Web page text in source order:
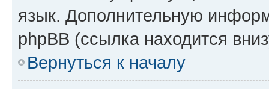
язык. Дополнительную
phpBB (ссылка находится
Вернуться к началу